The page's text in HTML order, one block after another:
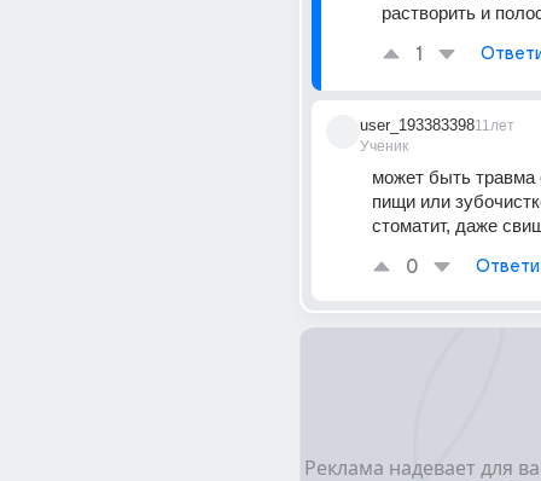
растворить и
1
user_193383398
Ученик
11лет
может быть травма
пищи или
стоматит, даже
0